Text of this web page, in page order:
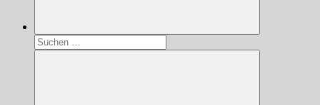
Suchen
nach: